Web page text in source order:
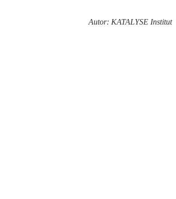
Autor: KATALYSE Institut